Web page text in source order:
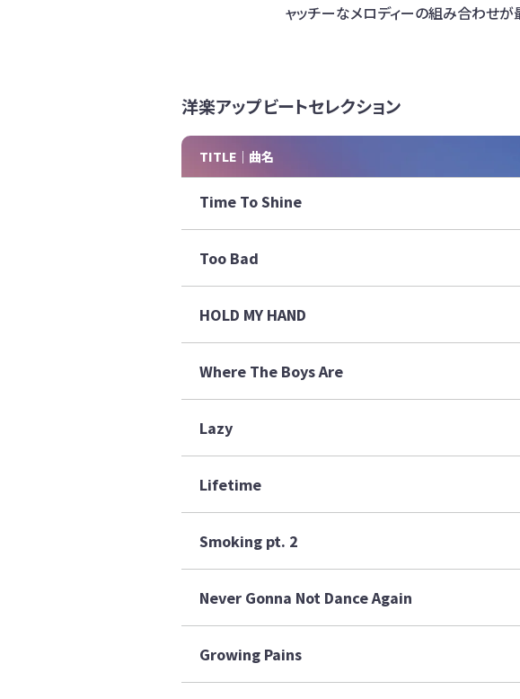
ャッチーなメロディーの組み合わせ
洋楽アップビートセレクション
TITLE｜曲名
Time To Shine
Too Bad
HOLD MY HAND
Where The Boys Are
Lazy
Lifetime
Smoking pt. 2
Never Gonna Not Dance Again
Growing Pains